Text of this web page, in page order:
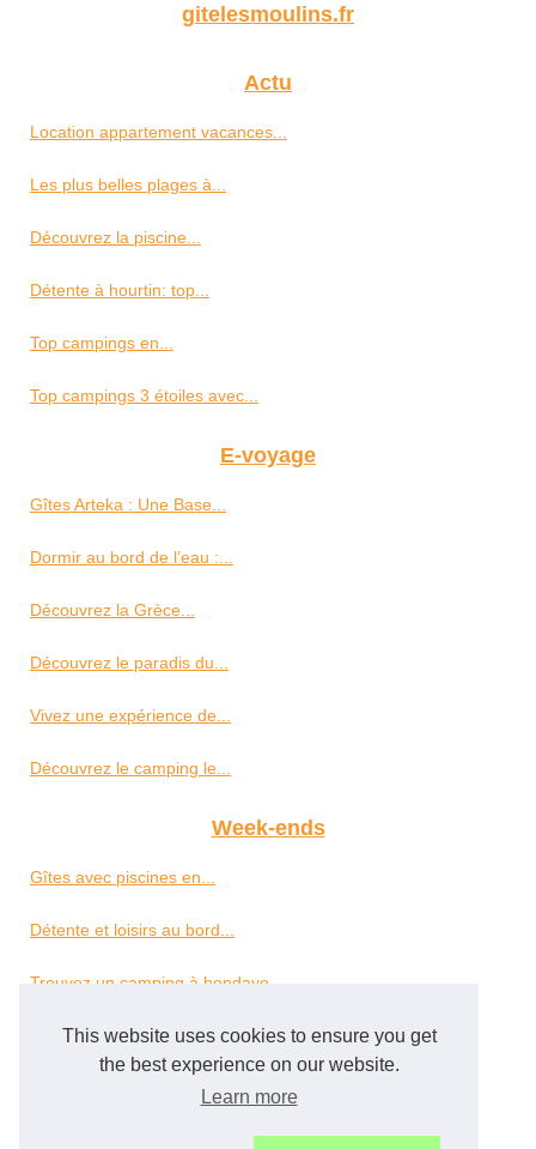
This website uses cookies to ensure you get
the best experience on our website.
Learn more
gitelesmoulins.fr
Actu
Location appartement vacances...
Les plus belles plages à...
Découvrez la piscine...
Détente à hourtin: top...
Top campings en...
Top campings 3 étoiles avec...
E-voyage
Gîtes Arteka : Une Base...
Dormir au bord de l’eau :...
Découvrez la Grèce...
Découvrez le paradis du...
Vivez une expérience de...
Découvrez le camping le...
Week-ends
Gîtes avec piscines en...
Détente et loisirs au bord...
Trouvez un camping à hendaye...
Camping à...
Découvrir le camping borepo...